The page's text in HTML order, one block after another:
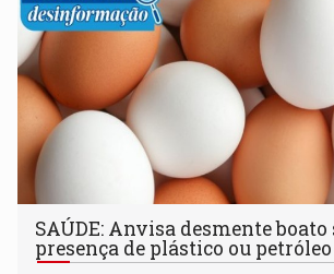
SAÚDE: Anvisa desmente boato
presença de plástico ou